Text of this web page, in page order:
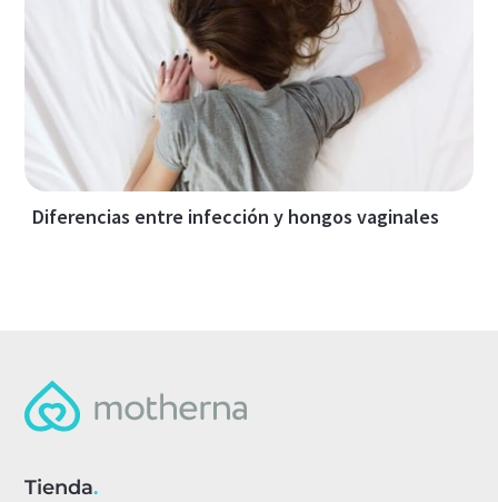
Diferencias entre infección y hongos vaginales
Tienda.